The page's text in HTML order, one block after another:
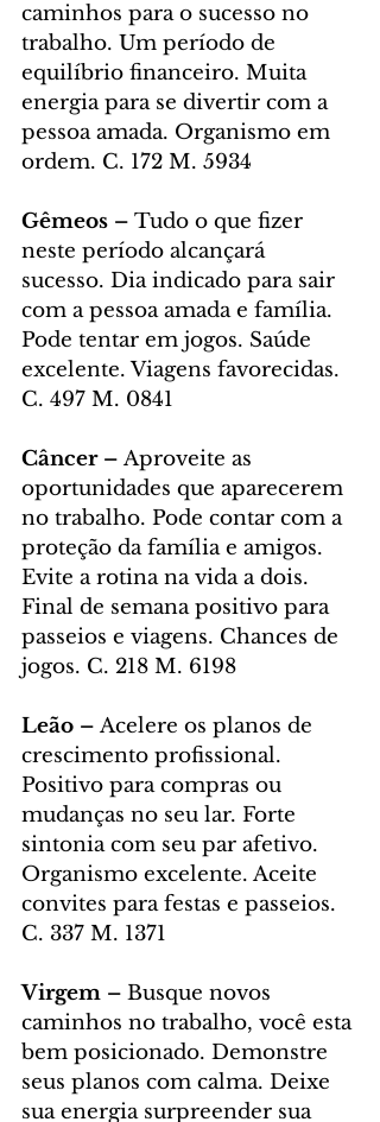
caminhos para o sucesso no
trabalho. Um período de
equilíbrio financeiro. Muita
energia para se divertir com a
pessoa amada. Organismo em
ordem. C. 172 M. 5934
Gêmeos – Tudo o que fizer
neste período alcançará
sucesso. Dia indicado para sair
com a pessoa amada e família.
Pode tentar em jogos. Saúde
excelente. Viagens favorecidas.
C. 497 M. 0841
Câncer – Aproveite as
oportunidades que aparecerem
no trabalho. Pode contar com a
proteção da família e amigos.
Evite a rotina na vida a dois.
Final de semana positivo para
passeios e viagens. Chances de
jogos. C. 218 M. 6198
Leão – Acelere os planos de
crescimento profissional.
Positivo para compras ou
mudanças no seu lar. Forte
sintonia com seu par afetivo.
Organismo excelente. Aceite
convites para festas e passeios.
C. 337 M. 1371
Virgem – Busque novos
caminhos no trabalho, você esta
bem posicionado. Demonstre
seus planos com calma. Deixe
sua energia surpreender sua